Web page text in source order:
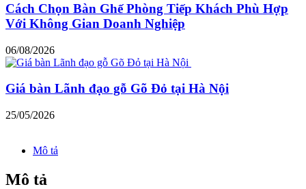
Cách Chọn Bàn Ghế Phòng Tiếp Khách Phù Hợp
Với Không Gian Doanh Nghiệp
06/08/2026
Giá bàn Lãnh đạo gỗ Gõ Đỏ tại Hà Nội
25/05/2026
Mô tả
Mô tả